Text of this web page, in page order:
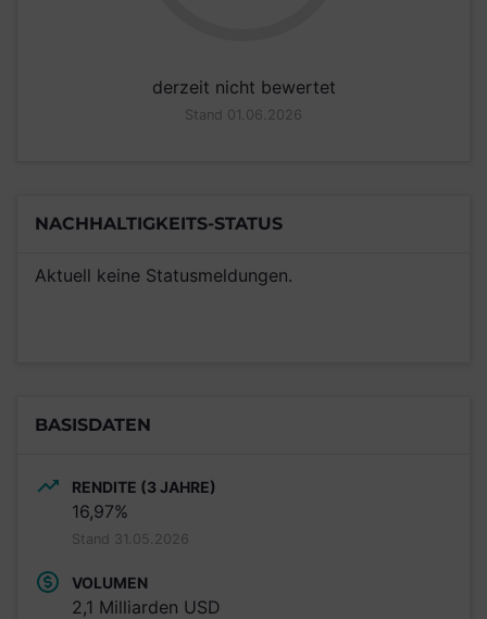
derzeit nicht bewertet
Stand 01.06.2026
NACHHALTIGKEITS-STATUS
Aktuell keine Statusmeldungen.
BASISDATEN
RENDITE (3 JAHRE)
16,97%
Stand 31.05.2026
VOLUMEN
2,1 Milliarden USD